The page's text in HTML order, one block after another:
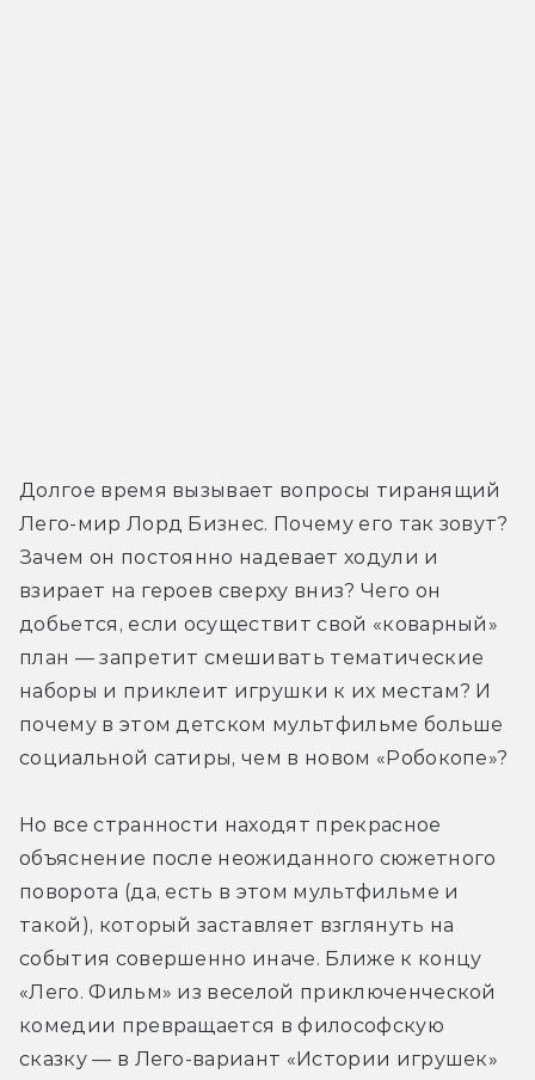
Долгое время вызывает вопросы тиранящий
Лего-мир Лорд Бизнес. Почему его так зовут?
Зачем он постоянно надевает ходули и
взирает на героев сверху вниз? Чего он
добьется, если осуществит свой «коварный»
план — запретит смешивать тематические
наборы и приклеит игрушки к их местам? И
почему в этом детском мультфильме больше
социальной сатиры, чем в новом «Робокопе»?
Но все странности находят прекрасное
объяснение после неожиданного сюжетного
поворота (да, есть в этом мультфильме и
такой), который заставляет взглянуть на
события совершенно иначе. Ближе к концу
«Лего. Фильм» из веселой приключенческой
комедии превращается в философскую
сказку — в Лего-вариант «Истории игрушек»